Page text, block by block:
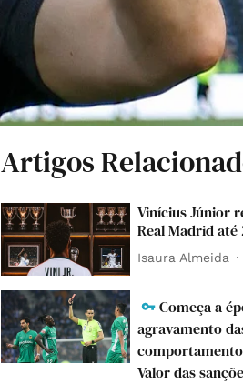
Artigos
Vinícius Júnior
Real Madrid até
Isaura Almeida
Começa a
agravamento
Valor das